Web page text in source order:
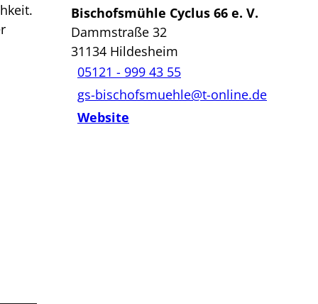
Bischofsmühle Cyclus 66 e. V.
Dammstraße 32
31134 Hildesheim
05121 - 999 43 55
gs-bischofsmuehle@t-online.de
Website